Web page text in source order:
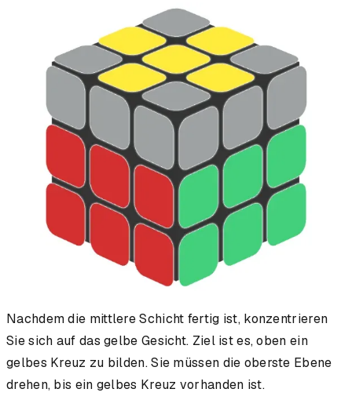
Nachdem die mittlere Schicht fertig ist, konzentrieren
Sie sich auf das gelbe Gesicht. Ziel ist es, oben ein
gelbes Kreuz zu bilden. Sie müssen die oberste Ebene
drehen, bis ein gelbes Kreuz vorhanden ist.